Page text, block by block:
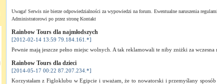
Uwaga! Serwis nie bierze odpowiedzialności za wypowiedzi na forum. Ewentualne naruszenia
Administratorowi po przez stronę Kontakt
Rainbow Tours dla najmłodszych
[2012-02-14 13:59 79.184.161.*]
Pewnie mają jeszcze pełno miejsc wolnych. A tak reklamowali te niby zniżki za wczesna
Rainbow Tours dla dzieci
[2014-05-17 00:22 87.207.234.*]
Korzystałam z Figloklubu w Egipcie i uważam, że to nowatorski i przemyślany